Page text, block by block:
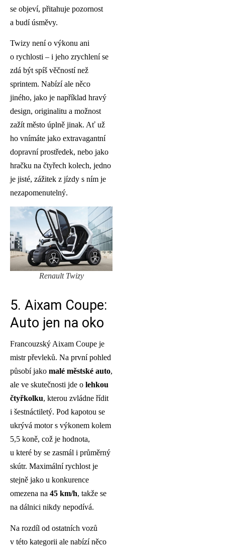
se objeví, přitahuje pozornost
a budí úsměvy.
Twizy není o výkonu ani
o rychlosti – i jeho zrychlení se
zdá být spíš věčností než
sprintem. Nabízí ale něco
jiného, jako je například hravý
design, originalitu a možnost
zažít město úplně jinak. Ať už
ho vnímáte jako extravagantní
dopravní prostředek, nebo jako
hračku na čtyřech kolech, jedno
je jisté, zážitek z jízdy s ním je
nezapomenutelný.
Renault Twizy
5. Aixam Coupe:
Auto jen na oko
Francouzský Aixam Coupe je
mistr převleků. Na první pohled
působí jako malé městské auto,
ale ve skutečnosti jde o lehkou
čtyřkolku, kterou zvládne řídit
i šestnáctiletý. Pod kapotou se
ukrývá motor s výkonem kolem
5,5 koně, což je hodnota,
u které by se zasmál i průměrný
skútr. Maximální rychlost je
stejně jako u konkurence
omezena na 45 km/h, takže se
na dálnici nikdy nepodívá.
Na rozdíl od ostatních vozů
v této kategorii ale nabízí něco